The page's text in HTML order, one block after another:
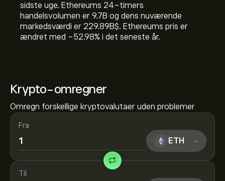
Krypto-omregner
Omregn forskellige kryptovalutaer uden problemer
Fra
ETH
Til
sidste uge. Ethereums 24-timers
handelsvolumen er 9.7B og dens nuværende
markedsværdi er 229.89B‎$‎. Ethereums pris er
ændret med ‎-52.98‎% i det seneste år.